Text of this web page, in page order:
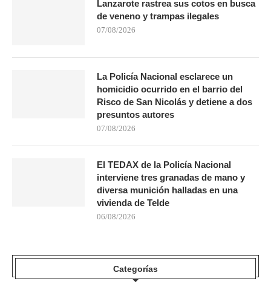
Lanzarote rastrea sus cotos en busca
de veneno y trampas ilegales
07/08/2026
La Policía Nacional esclarece un
homicidio ocurrido en el barrio del
Risco de San Nicolás y detiene a dos
presuntos autores
07/08/2026
El TEDAX de la Policía Nacional
interviene tres granadas de mano y
diversa munición halladas en una
vivienda de Telde
06/08/2026
Categorías